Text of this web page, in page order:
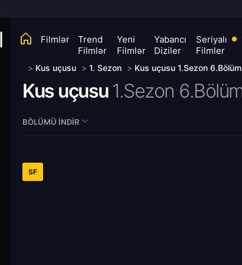
Filmlər
Trend
Filmlər
Yeni
Filmlər
Yabancı
Diziler
Seriyalı
Filmler
> Kus uçusu > 1. Sezon > Kus uçusu 1.Sezon
Kus uçusu 1.Sezon
BÖLÜMÜ İNDIR
SF